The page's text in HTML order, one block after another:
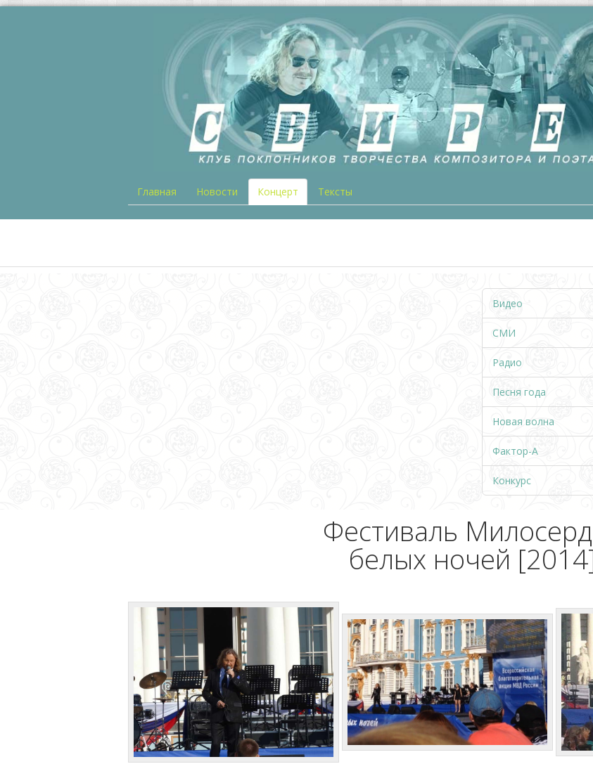
Главная Новости Концерт Тексты
Видео
СМИ
Радио
Песня года
Новая волна
Фактор-А
Конкурс
Фестиваль
белых ночей